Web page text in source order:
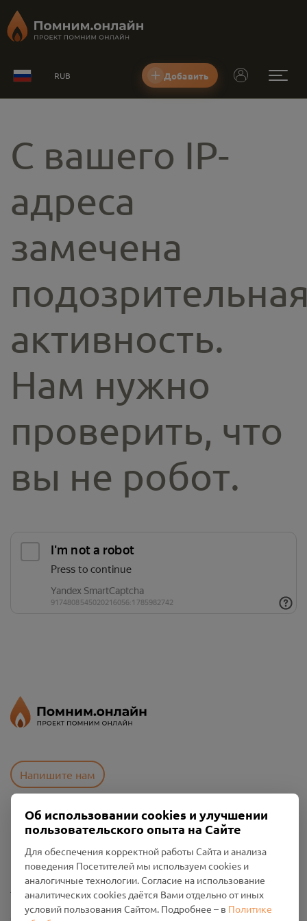
RUB Добавить
С вашего IP-
адреса
замечена
активность.
Нам нужно
проверить, что
вы не робот.
Напишите нам
Пользовательское соглашение
Промо-материалы
Настройки cookies
Общество с ограниченной ответственностью «Смоленский
Об использовании cookies и улучшении
пользовательского опыта на Сайте
Для обеспечения корректной работы Сайта и анализа
поведения Посетителей мы используем cookies и
аналогичные технологии. Согласие на использование
аналитических cookies даётся Вами отдельно от иных
условий пользования Сайтом. Подробнее – в Политике